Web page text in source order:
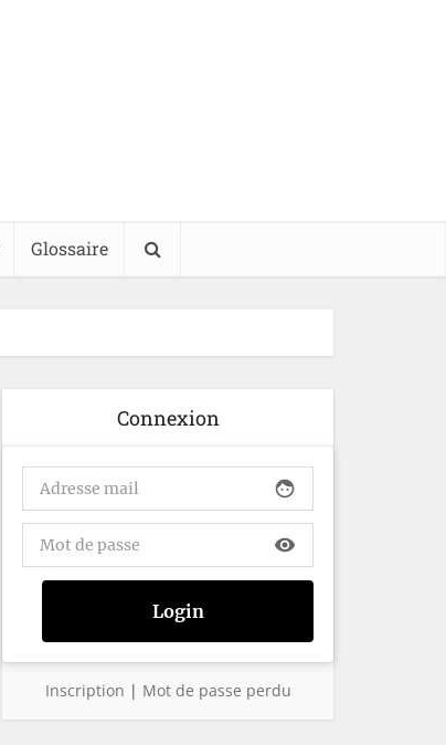
Glossaire
Connexion
face
visibility
Inscription | Mot de passe perdu